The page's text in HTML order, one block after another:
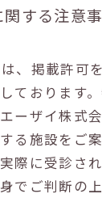
関する注意
、掲載許可
ております
ーザイ株式
る施設をご
際に受診さ
でご判断の